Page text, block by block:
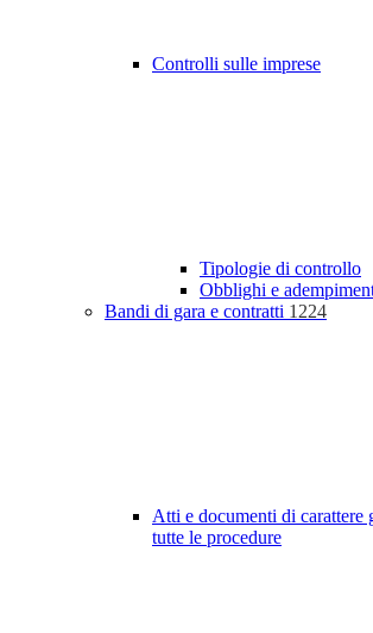
Controlli sulle imprese
Tipologie di controllo
Obblighi e
Bandi di gara e contratti 1224
Atti e documenti di carattere
tutte le procedure